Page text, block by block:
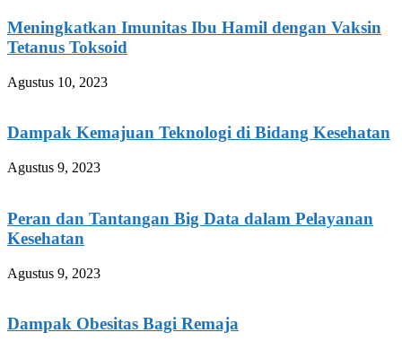
Meningkatkan Imunitas Ibu Hamil dengan Vaksin
Tetanus Toksoid
Agustus 10, 2023
Dampak Kemajuan Teknologi di Bidang Kesehatan
Agustus 9, 2023
Peran dan Tantangan Big Data dalam Pelayanan
Kesehatan
Agustus 9, 2023
Dampak Obesitas Bagi Remaja